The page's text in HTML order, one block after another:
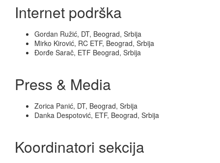
Internet podrška
Gordan Ružić, DT, Beograd, Srbija
Mirko Kirović, RC ETF, Beograd, Srbija
Đorđe Sarač, ETF Beograd, Srbija
Press & Media
Zorica Panić, DT, Beograd, Srbija
Danka Despotović, ETF, Beograd, Srbija
Koordinatori sekcija